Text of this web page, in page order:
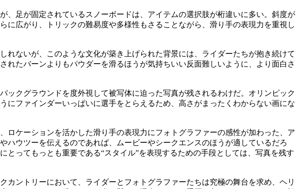
足が固定されているスノーボードは、アイテムの選択肢が桁違いに多い。斜度が
広がり、トリックの難易度や多様性もさることながら、滑り手の表現力を重視し
ないが、このような文化が築き上げられた背景には、ライダーたちが抱き続けて
たバーンよりもパウダーを滑るほうが気持ちいい反面難しいように、より面白さ
クグラウンドを度外視して被写体に迫った写真が残されるわけだ。オリンピック
ファインダーいっぱいに選手をとらえるため、高さがまったくわからない画にな
ケーションを活かした滑り手の表現力にフォトグラファーの感性が加わった、ア
ウツーを伝えるのであれば、ムービーやシークエンスのほうが適しているだろ
ってもっとも重要である“スタイル”を表現するための手段としては、写真を残す
ントリーにおいて、ライダーとフォトグラファーたちは究極の舞台を求め、ヘリ